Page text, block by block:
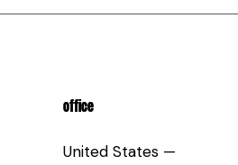
OFFICE
United States —